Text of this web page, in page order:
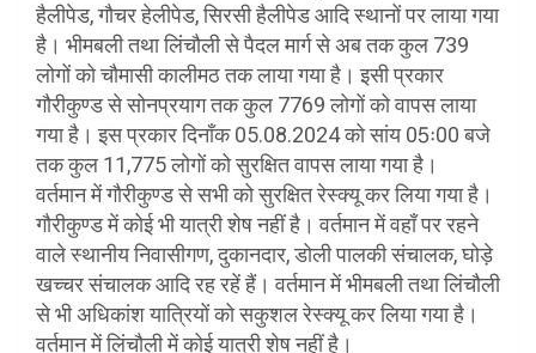
हैलीपेड, गौचर हेलीपेड, सिरसी हैलीपेड आदि स्थानों पर लाया गया
है। भीमबली तथा लिंचौली से पैदल मार्ग से अब तक कुल 739
लोगों को चौमासी कालीमठ तक लाया गया है। इसी प्रकार
गौरीकुण्ड से सोनप्रयाग तक कुल 7769 लोगों को वापस लाया
गया है। इस प्रकार दिनाँक 05.08.2024 को सांय 05ः00 बजे
तक कुल 11,775 लोगों को सुरक्षित वापस लाया गया है।
वर्तमान में गौरीकुण्ड से सभी को सुरक्षित रेस्क्यू कर लिया गया है।
गौरीकुण्ड में कोई भी यात्री शेष नहीं है। वर्तमान में वहाँ पर रहने
वाले स्थानीय निवासीगण, दुकानदार, डोली पालकी संचालक, घोड़े
खच्चर संचालक आदि रह रहें हैं। वर्तमान में भीमबली तथा लिंचौली
से भी अधिकांश यात्रियों को सकुशल रेस्क्यू कर लिया गया है।
वर्तमान में लिंचौली में कोई यात्री शेष नहीं है।